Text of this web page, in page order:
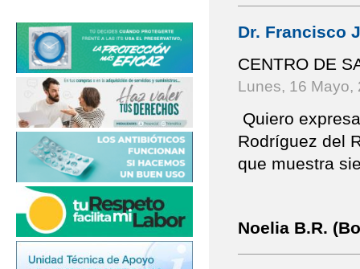
Dr. Francisco
CENTRO DE
Lunes, 16 Mayo,
Quiero
Rodríguez del
que muestra
Noelia B.R.